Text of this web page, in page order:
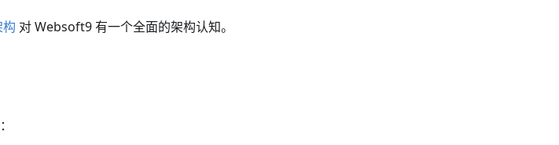
对 Websoft9 有一个全面的架构认知。